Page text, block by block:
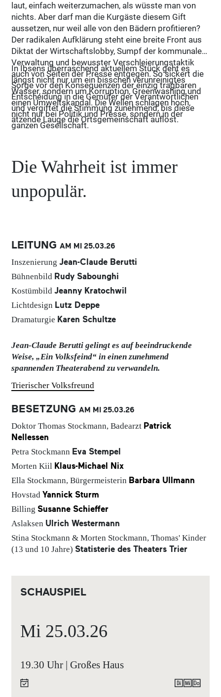
laut, einfach weiterzumachen, als wüsste man von
nichts. Aber darf man die Kurgäste diesem Gift
aussetzen, nur weil alle von den Bädern profitieren?
Der radikalen Aufklärung steht eine breite Front aus
Diktat der Wirtschaftslobby, Sumpf der kommunalen
Verwaltung und bewusster Verschleierungstaktik
auch von Seiten der Presse entgegen. So sickert die
Sorge vor den Konsequenzen der einzig tragbaren
Entscheidung in die Gemüter der Verantwortlichen
und vergiftet die Stimmung zunehmend, bis diese
ätzende Lauge die Ortsgemeinschaft auflöst.
In Ibsens überraschend aktuellem Stück geht es
längst nicht nur um ein bisschen verunreinigtes
Wasser, sondern um Korruption, Greenwashing und
einen Umweltskandal. Die Wellen schlagen hoch,
nicht nur bei Politik und Presse, sondern in der
ganzen Gesellschaft.
Die Wahrheit ist immer
unpopulär.
LEITUNGAM MI25.03.26
Inszenierung Jean-Claude Berutti
Bühnenbild Rudy Sabounghi
Kostümbild Jeanny Kratochwil
Lichtdesign Lutz Deppe
Dramaturgie Karen Schultze
Jean-Claude Berutti gelingt es auf beeindruckende
Weise, „Ein Volksfeind“ in einen zunehmend
spannenden Theaterabend zu verwandeln.
Trierischer Volksfreund
BESETZUNGAM MI25.03.26
Doktor Thomas Stockmann, Badearzt Patrick
Nellessen
Petra Stockmann Eva Stempel
Morten Kiil Klaus-Michael Nix
Ella Stockmann, Bürgermeisterin Barbara Ullmann
Hovstad Yannick Sturm
Billing Susanne Schieffer
Aslaksen Ulrich Westermann
Stina Stockmann & Morten Stockmann, Thomas' Kinder
(13 und 10 Jahre) Statisterie des Theaters Trier
SCHAUSPIEL
Mi 25.03.26
19.30 Uhr | Großes Haus